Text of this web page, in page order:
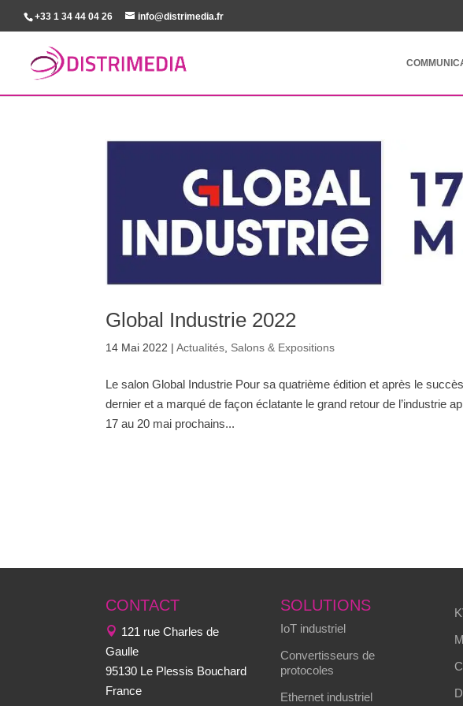
+33 1 34 44 04 26 info@distrimedia.fr
Global Industrie 2022
14 Mai 2022 |Actualités Salons & Expositions
Le salon Global Industrie Pour sa quatrième édition et après le
dernier et a marqué de façon éclatante le grand retour de l’industrie
17 au 20 mai prochains...
CONTACT
121 rue Charles de
Gaulle
95130 Le Plessis Bouchard
France
SOLUTIONS
IoT industriel
Convertisseurs de
protocoles
Ethernet industriel